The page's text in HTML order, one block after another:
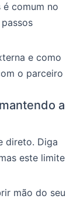
é comum no
e como
o parceiro
a
direto. Diga
este limite
mão do seu